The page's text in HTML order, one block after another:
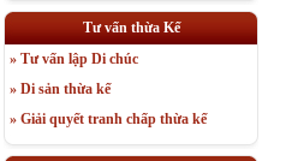
Tư vấn thừa Kế
» Tư vấn lập Di chúc
» Di sản thừa kế
» Giải quyết tranh chấp thừa kế